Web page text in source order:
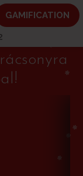
GAMIFICATION